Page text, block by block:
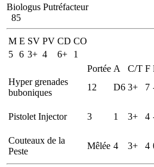
Biologus Putréfacteur
85
M E SV PV CD CO
5 6 3+ 4 6+
1
Portée A C/T F
Hyper grenades
buboniques
12 D6 3+ 7
Pistolet Injector 3 1 3+ 4
Couteaux de la
Peste
Mêlée 4 3+ 4